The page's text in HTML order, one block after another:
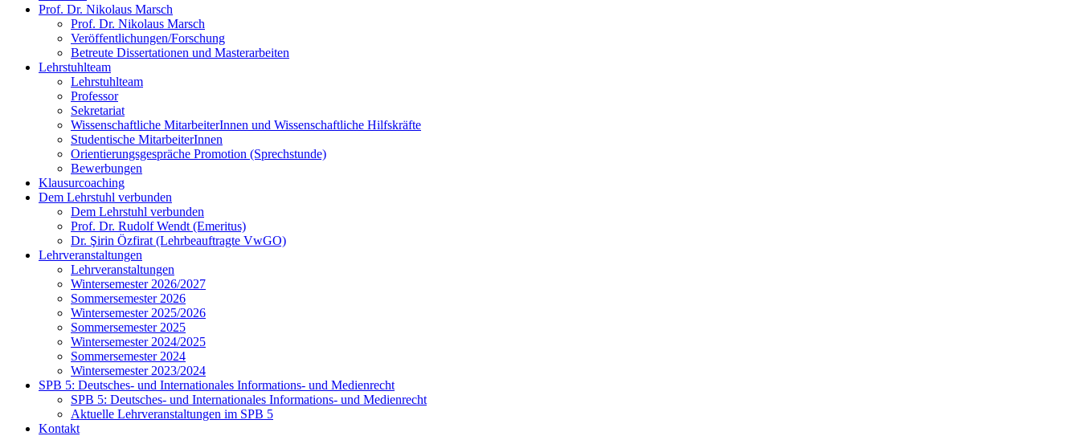
Prof. Dr. Nikolaus Marsch
Prof. Dr. Nikolaus Marsch
Veröffentlichungen/Forschung
Betreute Dissertationen und Masterarbeiten
Lehrstuhlteam
Lehrstuhlteam
Professor
Sekretariat
Wissenschaftliche MitarbeiterInnen und Wissenschaftliche Hilfskräfte
Studentische MitarbeiterInnen
Orientierungsgespräche Promotion (Sprechstunde)
Bewerbungen
Klausurcoaching
Dem Lehrstuhl verbunden
Dem Lehrstuhl verbunden
Prof. Dr. Rudolf Wendt (Emeritus)
Dr. Şirin Özfirat (Lehrbeauftragte VwGO)
Lehrveranstaltungen
Lehrveranstaltungen
Wintersemester 2026/2027
Sommersemester 2026
Wintersemester 2025/2026
Sommersemester 2025
Wintersemester 2024/2025
Sommersemester 2024
Wintersemester 2023/2024
SPB 5: Deutsches- und Internationales Informations- und Medienrecht
SPB 5: Deutsches- und Internationales Informations- und Medienrecht
Aktuelle Lehrveranstaltungen im SPB 5
Kontakt